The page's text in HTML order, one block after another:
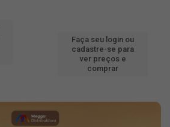
Faça seu login ou
cadastre-se para
ver preços e
comprar